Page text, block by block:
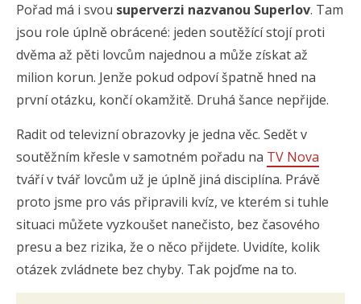
Pořad má i svou superverzi nazvanou Superlov. Tam
jsou role úplně obrácené: jeden soutěžící stojí proti
dvěma až pěti lovcům najednou a může získat až
milion korun. Jenže pokud odpoví špatně hned na
první otázku, končí okamžitě. Druhá šance nepřijde.
Radit od televizní obrazovky je jedna věc. Sedět v
soutěžním křesle v samotném pořadu na TV Nova
tváří v tvář lovcům už je úplně jiná disciplína. Právě
proto jsme pro vás připravili kvíz, ve kterém si tuhle
situaci můžete vyzkoušet nanečisto, bez časového
presu a bez rizika, že o něco přijdete. Uvidíte, kolik
otázek zvládnete bez chyby. Tak pojďme na to.